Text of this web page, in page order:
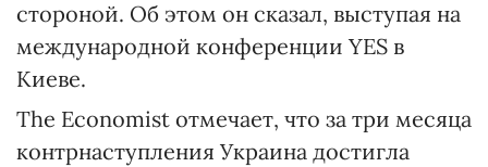
стороной. Об этом он сказал, выступая на
международной конференции YES в
Киеве.
The Economist отмечает, что за три месяца
контрнаступления Украина достигла